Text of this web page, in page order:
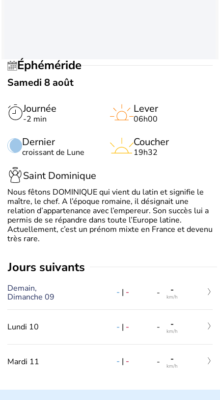
Éphéméride
Samedi 8 août
Journée
-2 min
Dernier
croissant de Lune
Lever
06h00
Coucher
19h32
Saint Dominique
Nous fêtons DOMINIQUE qui vient du latin et signifie le
maître, le chef. A l’époque romaine, il désignait une
relation d’appartenance avec l’empereur. Son succès lui a
permis de se répandre dans toute l’Europe latine.
Actuellement, c’est un prénom mixte en France et devenu
très rare.
jours suivants
Demain,
Dimanche 09
- | - - -
km/h
Lundi 10 - | - - -
km/h
Mardi 11 - | - - -
km/h